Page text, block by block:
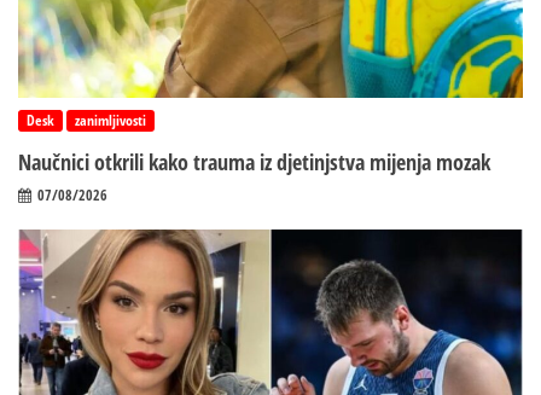
Desk zanimljivosti
Naučnici otkrili kako trauma iz d‌jetinjstva mijenja mozak
07/08/2026